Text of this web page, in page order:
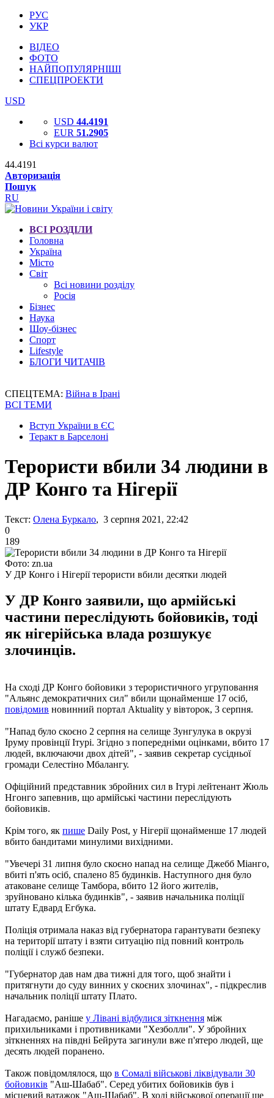
РУС
УКР
ВІДЕО
ФОТО
НАЙПОПУЛЯРНІШІ
СПЕЦПРОЕКТИ
USD
USD 44.4191
EUR 51.2905
Всі курси валют
44.4191
Авторизація
Пошук
RU
ВСІ РОЗДІЛИ
Головна
Україна
Місто
Світ
Всі новини розділу
Росія
Бізнес
Наука
Шоу-бізнес
Спорт
Lifestyle
БЛОГИ ЧИТАЧІВ
СПЕЦТЕМА: Війна в Ірані
ВСІ ТЕМИ
Вступ України в ЄС
Теракт в Барселоні
Терористи вбили 34 людини в
ДР Конго та Нігерії
Текст: Олена Буркало, 3 серпня 2021, 22:42
0
189
Фото: zn.ua
У ДР Конго і Нігерії терористи вбили десятки людей
У ДР Конго заявили, що армійські
частини переслідують бойовиків, тоді
як нігерійська влада розшукує
злочинців.
На сході ДР Конго бойовики з терористичного угруповання
"Альянс демократичних сил" вбили щонайменше 17 осіб,
повідомив новинний портал Aktuality у вівторок, 3 серпня.
"Напад було скоєно 2 серпня на селище Зунгулука в окрузі
Іруму провінції Ітурі. Згідно з попередніми оцінками, вбито 17
людей, включаючи двох дітей", - заявив секретар сусідньої
громади Селестіно Мбалангу.
Офіційний представник збройних сил в Ітурі лейтенант Жюль
Нгонго запевнив, що армійські частини переслідують
бойовиків.
Крім того, як пише Daily Post, у Нігерії щонайменше 17 людей
вбито бандитами минулими вихідними.
"Увечері 31 липня було скоєно напад на селище Джебб Міанго,
вбиті п'ять осіб, спалено 85 будинків. Наступного дня було
атаковане селище Тамбора, вбито 12 його жителів,
зруйновано кілька будинків", - заявив начальника поліції
штату Едвард Егбука.
Поліція отримала наказ від губернатора гарантувати безпеку
на території штату і взяти ситуацію під повний контроль
поліції і служб безпеки.
"Губернатор дав нам два тижні для того, щоб знайти і
притягнути до суду винних у скоєних злочинах", - підкреслив
начальник поліції штату Плато.
Нагадаємо, раніше у Лівані відбулися зіткнення між
прихильниками і противниками "Хезболли". У збройних
зіткненнях на півдні Бейрута загинули вже п'ятеро людей, ще
десять людей поранено.
Також повідомлялося, що в Сомалі військові ліквідували 30
бойовиків "Аш-Шабаб". Серед убитих бойовиків був і
місцевий ватажок "Аш-Шабаб". В ході військової операції ще